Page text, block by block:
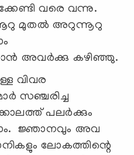
വരെ വന്നു.
നൂറു മുതൽ അറുന്നൂറു
അവർക്കു കഴിഞ്ഞു.
വിവര
സഞ്ചരിച്ച
പലർക്കും
ജ്ഞാനവും അവ
ലോകത്തിന്റെ